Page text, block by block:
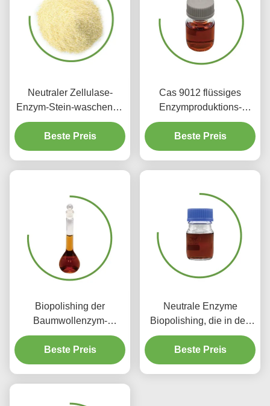
Neutraler Zellulase-
Enzym-Stein-waschende
Enzym-Zellulase auf
Jeans
Beste Preis
Cas 9012 flüssiges
Enzymproduktions-
polnisches Gewebe der
Zellulase-54 8 biologisch
abbaubar
Beste Preis
Biopolishing der
Baumwollenzym-
Zellulase in Bioreinigung
Textilindustrie Defuzzing
Beste Preis
Neutrale Enzyme
Biopolishing, die in den
Textilindustrie-Geweben
benutzt werden, färbt
Chemikalien
Beste Preis